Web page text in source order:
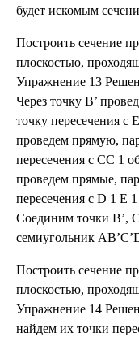
будет искомым
Построить сечение
плоскостью,
Упражнение 13
Через точку B’
точку пересечения с
проведем прямую,
пересечения с CC 1
проведем прямые,
пересечения с D 1 E
Соединим точки B’,
семиугольник
Построить сечение
плоскостью,
Упражнение 14
найдем их точки